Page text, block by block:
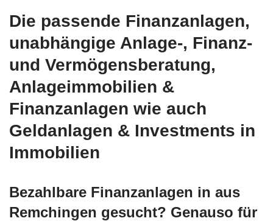
Die passende Finanzanlagen,
unabhängige Anlage-, Finanz-
und Vermögensberatung,
Anlageimmobilien &
Finanzanlagen wie auch
Geldanlagen & Investments in
Immobilien
Bezahlbare Finanzanlagen in aus
Remchingen gesucht? Genauso für